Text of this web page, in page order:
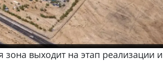
выходит на этап реализации и